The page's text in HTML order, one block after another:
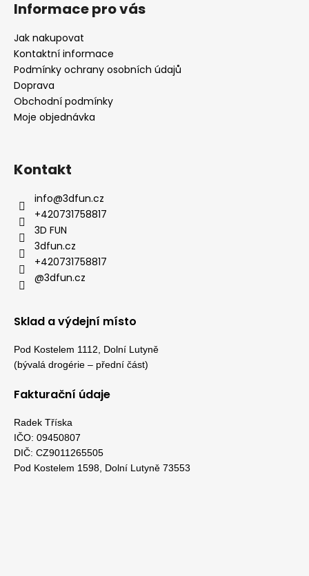
Informace pro vás
Jak nakupovat
Kontaktní informace
Podmínky ochrany osobních údajů
Doprava
Obchodní podmínky
Moje objednávka
Kontakt
info@3dfun.cz
+420731758817
3D FUN
3dfun.cz
+420731758817
@3dfun.cz
Sklad a výdejní místo
Pod Kostelem 1112, Dolní Lutyně
(bývalá drogérie – přední část)
Fakturační údaje
Radek Tříska
IČO: 09450807
DIČ: CZ9011265505
Pod Kostelem 1598, Dolní Lutyně 73553